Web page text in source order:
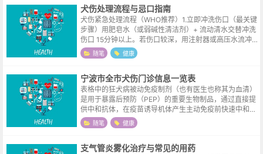
犬伤处理流程与忌口指南
犬伤紧急处理流程（WHO推荐）1.立即冲洗伤口（最关键
步骤）用肥皂水（或弱碱性清洁剂）+ 流动清水交替冲洗
伤口 15分钟以上。若伤口较深，用注射器或高压水流冲
洗内部，减少病毒残留。2.消毒处理用碘伏或75%酒精消
毒伤口（酒精仅适用于浅...
随笔 健康
宁波市全市犬伤门诊信息一览表
表格中的狂犬病被动免疫制剂（也有医生也称其为血清）
是用于暴露后预防（PEP）的重要生物制品，通过直接提
供中和抗体，在疫苗诱导机体产生主动免疫前快速中和病
毒，填补“免疫空白期”。狂犬病疫苗起效前（通常需7~1
4天），能由其中和伤口处的病...
随笔 健康
支气管炎雾化治疗与常见的用药